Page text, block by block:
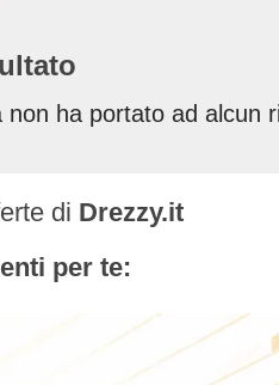
ha portato ad alcun
di Drezzy.it
per te: